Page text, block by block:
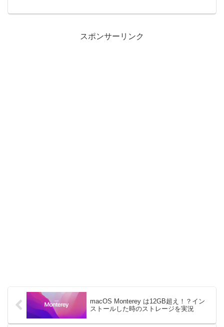
スポンサーリンク
macOS Monterey は12GB超え！？イン
ストールした時のストレージを実況